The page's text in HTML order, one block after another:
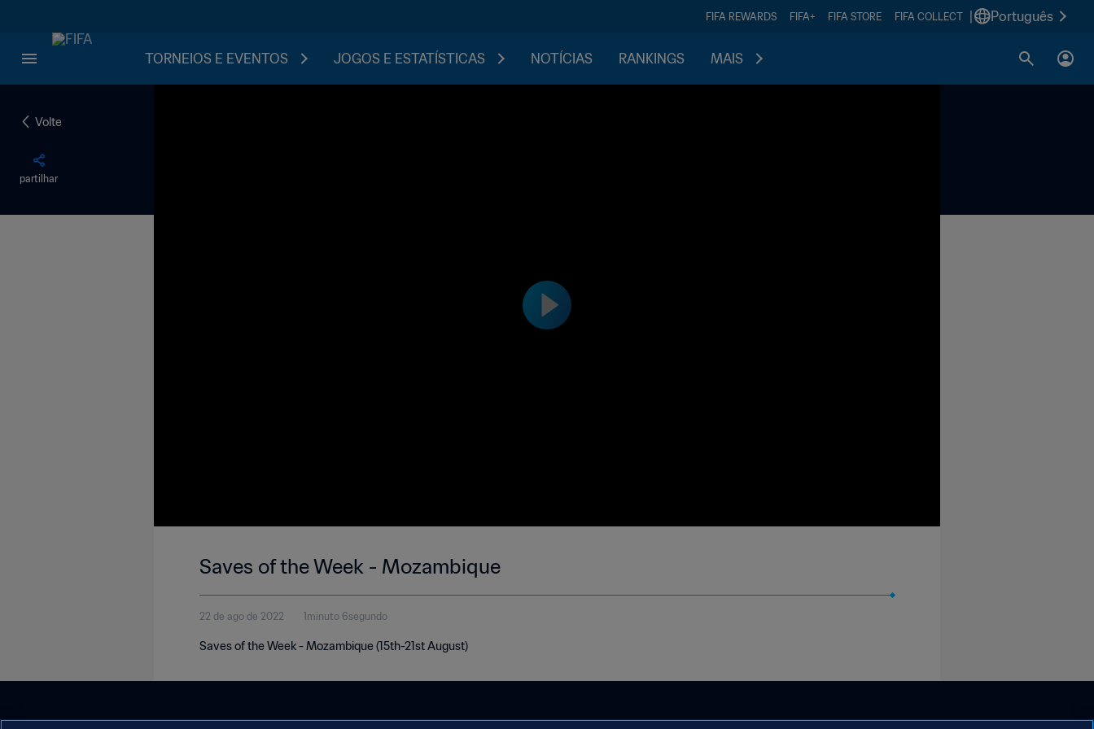
FIFA REWARDS FIFA+ FIFA STORE FIFA COLLECT Português
TORNEIOS E EVENTOS JOGOS E ESTATÍSTICAS NOTÍCIAS RANKINGS MAIS
Volte
partilhar
Saves of the Week - Mozambique
22 de ago de 2022 1minuto 6segundo
Saves of the Week - Mozambique (15th-21st August)